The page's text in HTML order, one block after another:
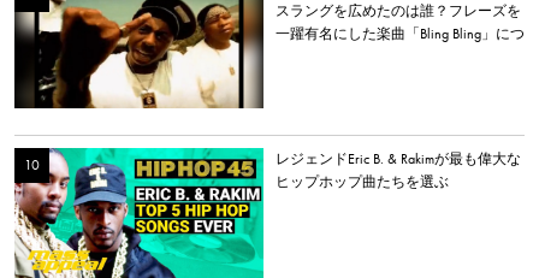
スラングを広めたのは誰？フレーズを
一躍有名にした楽曲「Bling Bling」につ
レジェンドEric B. & Rakimが最も偉大な
ヒップホップ曲たちを選ぶ